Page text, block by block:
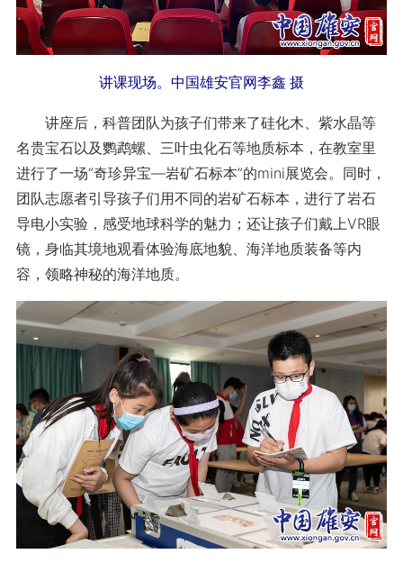
讲课现场。中国雄安官网李鑫 摄
讲座后，科普团队为孩子们带来了硅化木、紫水晶等
名贵宝石以及鹦鹉螺、三叶虫化石等地质标本，在教室里
进行了一场“奇珍异宝—岩矿石标本”的mini展览会。同时，
团队志愿者引导孩子们用不同的岩矿石标本，进行了岩石
导电小实验，感受地球科学的魅力；还让孩子们戴上VR眼
镜，身临其境地观看体验海底地貌、海洋地质装备等内
容，领略神秘的海洋地质。